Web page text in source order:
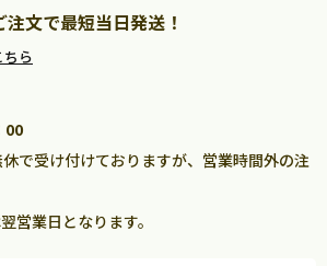
文で最短当日発送！
ちら
00
で受け付けておりますが、営業時間外の注
営業日となります。